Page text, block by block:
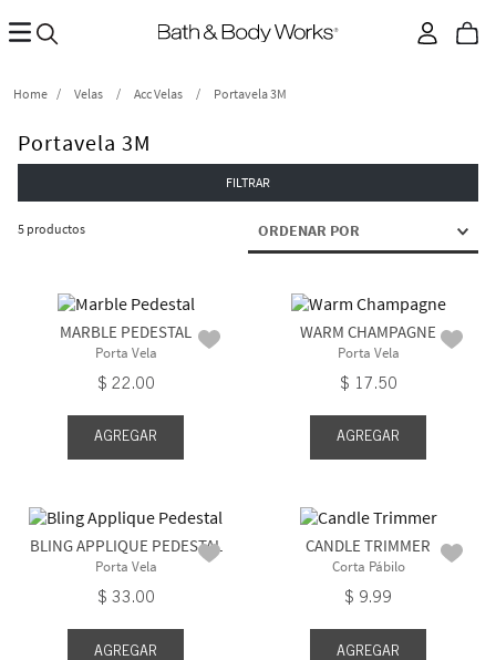
Velas Acc Velas Portavela 3M
Portavela 3M
FILTRAR
5 productos ORDENAR POR
MARBLE PEDESTAL
Porta Vela
$ 22.00
AGREGAR
WARM CHAMPAGNE
Porta Vela
$ 17.50
AGREGAR
BLING APPLIQUE PEDESTAL
Porta Vela
$ 33.00
AGREGAR
CANDLE TRIMMER
Corta Pábilo
$ 9.99
AGREGAR